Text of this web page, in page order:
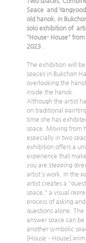
Space  and
old hanok, in
solo exhibition of
"House- House"
2023 .
The exhibition will
spaces in Bukchon
overlooking the
inside the hanok.
Although the artist
on traditional
time she has
space. Moving from
especially in two
exhibition offers a
experience that
you are stepping
artist's work. In the
artist creates a
space," a visual
process of asking
questions alone. The
answer space can
another symbolic
[House – House]